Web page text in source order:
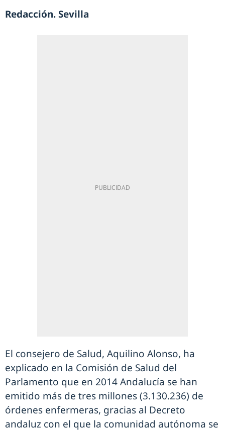
Redacción. Sevilla
El consejero de Salud, Aquilino Alonso, ha
explicado en la Comisión de Salud del
Parlamento que en 2014 Andalucía se han
emitido más de tres millones (3.130.236) de
órdenes enfermeras, gracias al Decreto
andaluz con el que la comunidad autónoma se